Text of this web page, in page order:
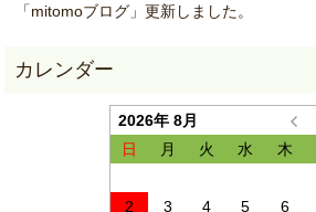
「mitomoブログ」更新しました。
2026年 8月
日
月 火 水 木
2
3 4 5 6